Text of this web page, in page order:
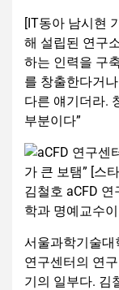
[IT동아 남시현
해 설립된 연구
하는 인력을 구
를 창출한다거
다른 얘기더라.
부분이다”
김철호 aCFD
학과 명예교수
서울과학기술대
연구센터의 연
기의 일부다. 김